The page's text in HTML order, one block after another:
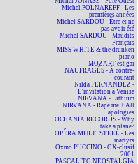
Michel POLNAREFF - Les
premières années
Michel SARDOU - Être et ne
pas avoir été
Michel SARDOU - Maudits
Français
MISS WHITE & the drunken
piano
MOZART est gai
NAUFRAGÉS - À contre-
courant
Nilda FERNANDEZ -
L'invitation à Venise
NIRVANA - Lithium
NIRVANA - Rape me + All
apologies
OCEANIA RECORDS - Why
take a plane?
OPÉRA MULTI STEEL - Les
martyrs
Oxmo PUCCINO - OX-clusif
2001
PASCALITO NEOSTALGIA